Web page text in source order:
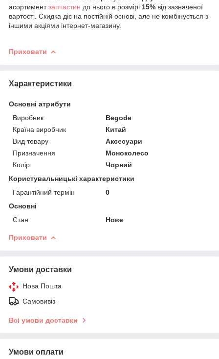
асортиментзапчастин до нього в розмірі 15% від зазначеної
вартості. Скидка діє на постійній основі, але не комбінується з
іншими акціями інтернет-магазину.
Приховати
Характеристики
Основні атрибути
Виробник
Begode
Країна виробник
Китай
Вид товару
Аксесуари
Призначення
Моноколесо
Колір
Чорний
Користувальницькі характеристики
Гарантійний термін
0
Основні
Стан
Нове
Приховати
Умови доставки
Нова Пошта
Самовивіз
Всі умови доставки
Умови оплати